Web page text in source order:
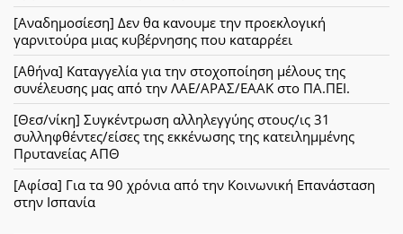
[Αναδημοσίεση] Δεν θα κανουμε την προεκλογική
γαρνιτούρα μιας κυβέρνησης που καταρρέει
[Αθήνα] Καταγγελία για την στοχοποίηση μέλους της
συνέλευσης μας από την ΛΑΕ/ΑΡΑΣ/ΕΑΑΚ στο ΠΑ.ΠΕΙ.
[Θεσ/νίκη] Συγκέντρωση αλληλεγγύης στους/ις 31
συλληφθέντες/είσες της εκκένωσης της κατειλημμένης
Πρυτανείας ΑΠΘ
[Αφίσα] Για τα 90 χρόνια από την Κοινωνική Επανάσταση
στην Ισπανία